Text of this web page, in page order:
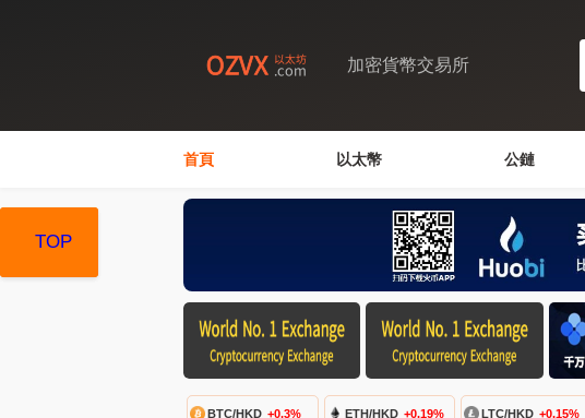
加密貨幣交易所
首頁 以太幣 公鏈
BTC/HKD +0.3% ETH/HKD +0.19% LTC/HKD +0.15%
TOP
TOP
TOP